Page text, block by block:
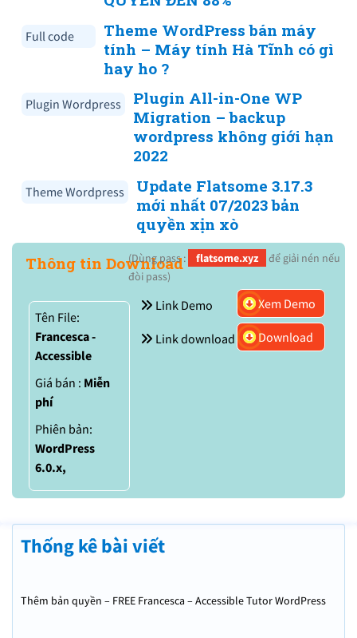
Full code
Theme WordPress bán máy
tính – Máy tính Hà Tĩnh có gì
hay ho ?
Plugin Wordpress
Plugin All-in-One WP
Migration – backup
wordpress không giới hạn
2022
Theme Wordpress
Update Flatsome 3.17.3
mới nhất 07/2023 bản
quyền xịn xò
Thông tin Download
(Dùng pass : flatsome.xyz
để giải nén nếu
đòi pass)
Tên File:
Francesca -
Accessible
Giá bán : Miễn
phí
Phiên bản:
WordPress
6.0.x,
Link Demo Xem Demo
Link download Download
Thống kê bài viết
Thêm bản quyền – FREE Francesca – Accessible Tutor WordPress